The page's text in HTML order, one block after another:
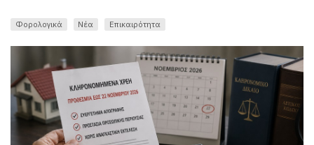
Φορολογικά Νέα Επικαιρότητα